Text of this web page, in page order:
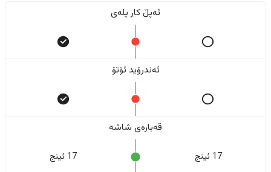
ئەپڵ کار پلەی
ئەندرۆید ئۆتۆ
قەبارەی شاشە
17 ئینج 17 ئینج